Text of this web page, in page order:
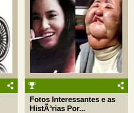
Fotos Interessantes e as
HistÃ³rias Por...